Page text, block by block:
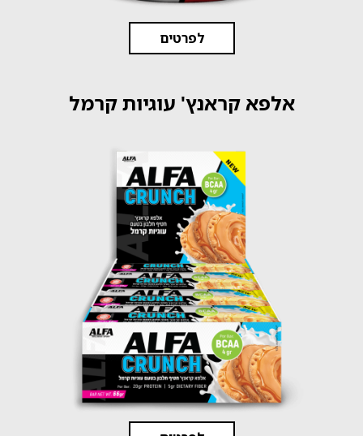
לפרטים
אלפא קראנץ' עוגיות קרמל